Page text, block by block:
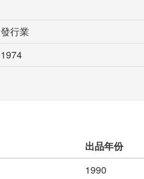
發行業
1974
出品年份
1990